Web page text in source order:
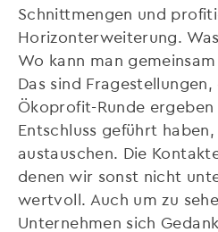
Schnittmengen und
Horizonterweiterung.
Wo kann man
Das sind
Ökoprofit-Runde
Entschluss geführt
austauschen. Die
denen wir sonst nicht
wertvoll. Auch um zu
Unternehmen sich